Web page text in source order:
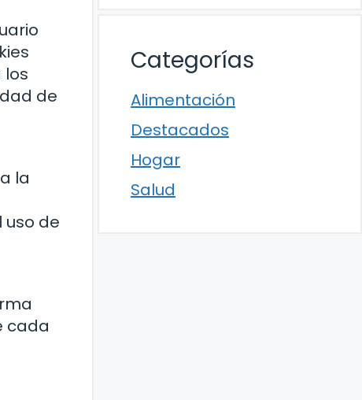
los
de
la
uso de
cada
Categorías
Alimentación
Destacados
Hogar
Salud